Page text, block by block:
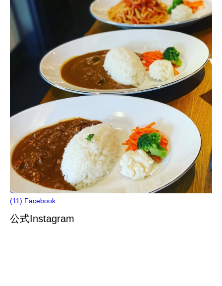
(11) Facebook
公式Instagram